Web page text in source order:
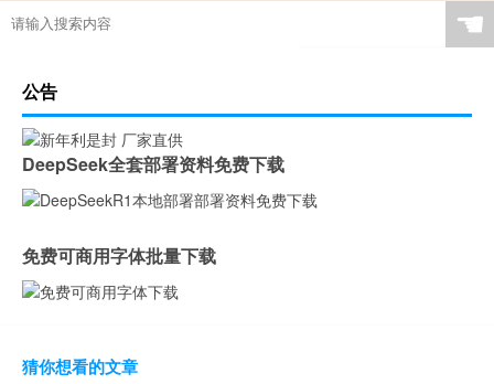
☚
公告
DeepSeek全套部署资料免费下载
免费可商用字体批量下载
猜你想看的文章